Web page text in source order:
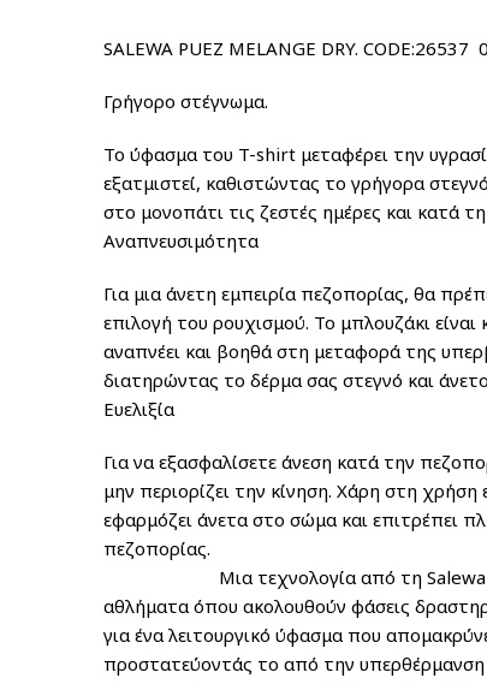
SALEWA PUEZ MELANGE DRY. CODE:26537
Γρήγορο στέγνωμα.
Το ύφασμα του T-shirt μεταφέρει την
εξατμιστεί, καθιστώντας το γρήγορα
στο μονοπάτι τις ζεστές ημέρες και κατά
Αναπνευσιμότητα
Για μια άνετη εμπειρία πεζοπορίας, θα
επιλογή του ρουχισμού. Το μπλουζάκι
αναπνέει και βοηθά στη μεταφορά της
διατηρώντας το δέρμα σας στεγνό και
Ευελιξία
Για να εξασφαλίσετε άνεση κατά την
μην περιορίζει την κίνηση. Χάρη στη
εφαρμόζει άνετα στο σώμα και επιτρέπει
Μια τεχνολογία από τη Salewa που
αθλήματα όπου ακολουθούν φάσεις
για ένα λειτουργικό ύφασμα που
προστατεύοντάς το από την υπερθέρμανση